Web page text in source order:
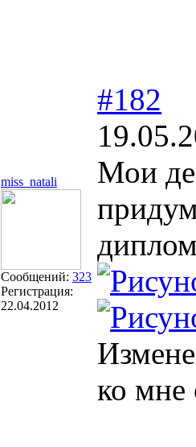
miss_natali
Сообщений: 323
Регистрация:
22.04.2012
#182
Мои
ко мне